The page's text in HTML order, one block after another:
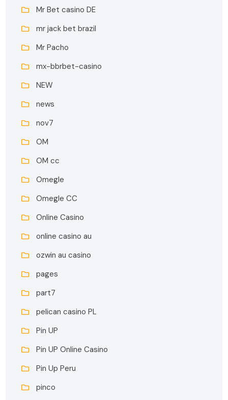
Mr Bet casino DE
mr jack bet brazil
Mr Pacho
mx-bbrbet-casino
NEW
news
nov7
OM
OM cc
Omegle
Omegle CC
Online Casino
online casino au
ozwin au casino
pages
part7
pelican casino PL
Pin UP
Pin UP Online Casino
Pin Up Peru
pinco